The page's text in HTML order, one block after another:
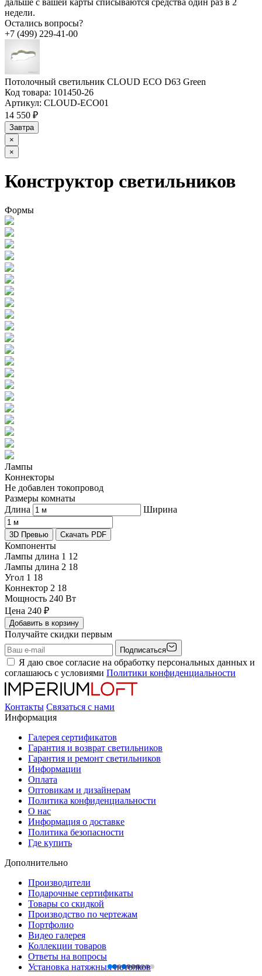
недели.
Остались вопросы?
+7 (499) 229-41-00
Потолочный светильник CLOUD ECO D63 Green
Код товара: 101450-26
Артикул: CLOUD-ECO01
14 550 ₽
Завтра
×
×
Конструктор светильников
Формы
Лампы
Коннекторы
Не добавлен токопровод
Размеры комнаты
Длина
Ширина
3D Превью Скачать PDF
Компоненты
Лампы длина 1 12
Лампы длина 2 18
Угол 1 18
Коннектор 2 18
Мощность 240 Вт
Цена 240 ₽
Добавить в корзину
Получайте скидки первым
Подписаться
Я даю свое согласие на обработку персональных данных и
соглашаюсь с условиями Политики конфиденциальности
Контакты Связаться с нами
Информация
Галерея сертификатов
Гарантия и возврат светильников
Гарантия и ремонт светильников
Информации
Оплата
Оптовикам и дизайнерам
Политика конфиденциальности
О нас
Информация о доставке
Политика безопасности
Где купить
Дополнительно
Производители
Подарочные сертификаты
Товары со скидкой
Производство по чертежам
Портфолио
Видео галерея
Коллекции товаров
Ответы на вопросы
Установка натяжных потолков